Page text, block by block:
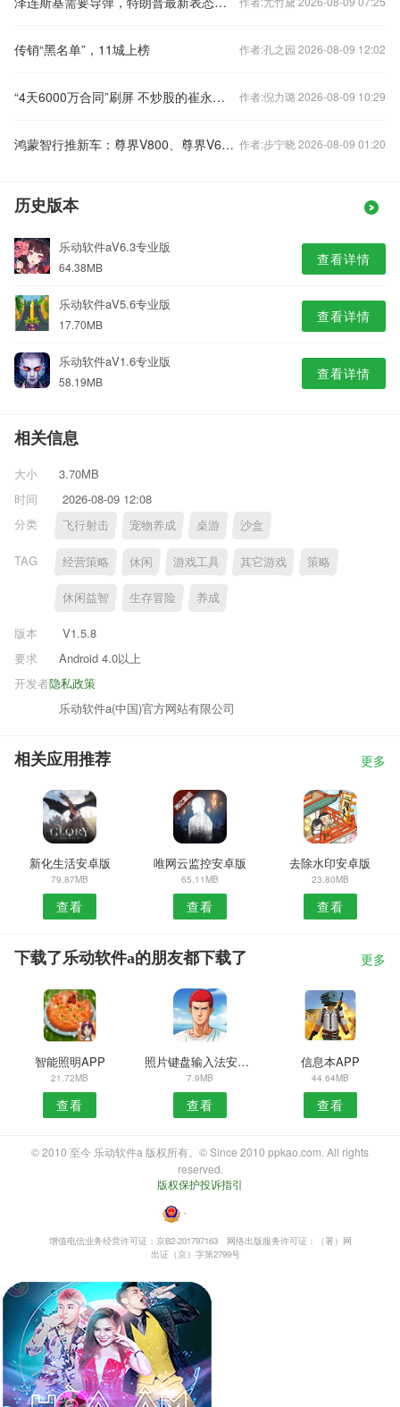
传销“黑名单”，11城上榜 作者:孔之园 2026-08-09 12:02
“4天6000万合同”刷屏 不炒股的崔永元犯了一低级错误 作者:倪力璐 2026-08-09 10:29
鸿蒙智行推新车：尊界V800、尊界V680正式上市，享界G9同步预售 作者:步宁晓 2026-08-09 01:20
历史版本
乐动软件aV6.3专业版
64.38MB 查看详情
乐动软件aV5.6专业版
17.70MB 查看详情
乐动软件aV1.6专业版
58.19MB 查看详情
相关信息
大小
3.70MB
时间
2026-08-09 12:08
分类
飞行射击 宠物养成 桌游 沙盒
TAG 经营策略 休闲 游戏工具 其它游戏 策略
休闲益智 生存冒险 养成
版本
V1.5.8
要求
Android 4.0以上
隐私政策
开发者
乐动软件a(中国)官方网站有限公司
相关应用推荐 更多
新化生活安卓版
79.87MB
查看
唯网云监控安卓版
65.11MB
查看
去除水印安卓版
23.80MB
查看
下载了乐动软件a的朋友都下载了 更多
智能照明APP
21.72MB
查看
照片键盘输入法安卓版
7.9MB
查看
信息本APP
44.64MB
查看
© 2010 至今 乐动软件a 版权所有。© Since 2010 ppkao.com. All rights
reserved.
版权保护投诉指引
・
增值电信业务经营许可证：京B2-201797163
网络出版服务许可证：（署）网
出证（京）字第2799号